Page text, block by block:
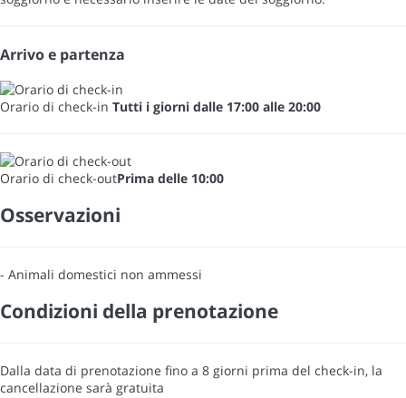
Arrivo e partenza
Orario di check-in Tutti i giorni dalle 17:00 alle 20:00
Orario di check-outPrima delle 10:00
Osservazioni
- Animali domestici non ammessi
Condizioni della prenotazione
Dalla data di prenotazione fino a 8 giorni prima del check-in, la
cancellazione sarà gratuita